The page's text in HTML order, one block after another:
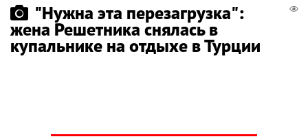
"Нужна эта перезагрузка":
жена Решетника снялась в
купальнике на отдыхе в Турции